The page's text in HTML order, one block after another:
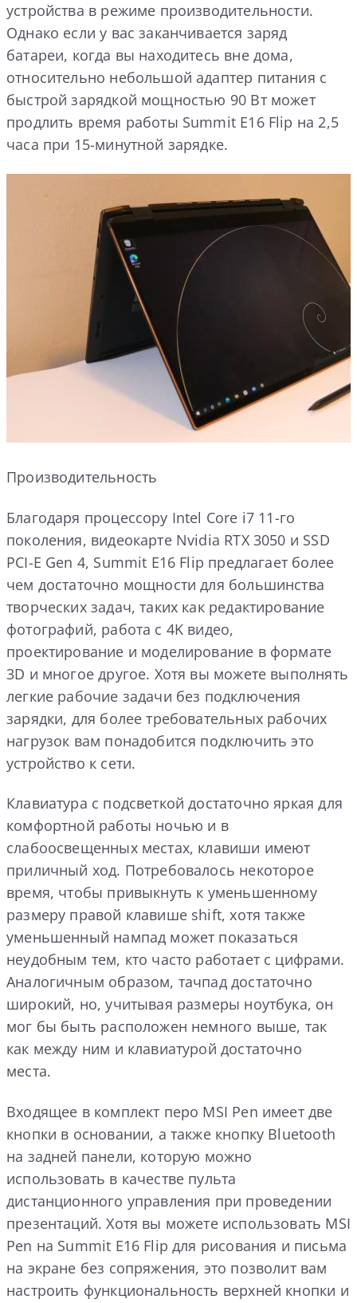
устройства в режиме производительности.
Однако если у вас заканчивается заряд
батареи, когда вы находитесь вне дома,
относительно небольшой адаптер питания с
быстрой зарядкой мощностью 90 Вт может
продлить время работы Summit E16 Flip на 2,5
часа при 15-минутной зарядке.
Производительность
Благодаря процессору Intel Core i7 11-го
поколения, видеокарте Nvidia RTX 3050 и SSD
PCI-E Gen 4, Summit E16 Flip предлагает более
чем достаточно мощности для большинства
творческих задач, таких как редактирование
фотографий, работа с 4K видео,
проектирование и моделирование в формате
3D и многое другое. Хотя вы можете выполнять
легкие рабочие задачи без подключения
зарядки, для более требовательных рабочих
нагрузок вам понадобится подключить это
устройство к сети.
Клавиатура с подсветкой достаточно яркая для
комфортной работы ночью и в
слабоосвещенных местах, клавиши имеют
приличный ход. Потребовалось некоторое
время, чтобы привыкнуть к уменьшенному
размеру правой клавише shift, хотя также
уменьшенный нампад может показаться
неудобным тем, кто часто работает с цифрами.
Аналогичным образом, тачпад достаточно
широкий, но, учитывая размеры ноутбука, он
мог бы быть расположен немного выше, так
как между ним и клавиатурой достаточно
места.
Входящее в комплект перо MSI Pen имеет две
кнопки в основании, а также кнопку Bluetooth
на задней панели, которую можно
использовать в качестве пульта
дистанционного управления при проведении
презентаций. Хотя вы можете использовать MSI
Pen на Summit E16 Flip для рисования и письма
на экране без сопряжения, это позволит вам
настроить функциональность верхней кнопки и